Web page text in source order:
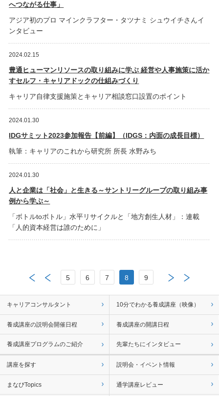
へつながる仕事」
アジア初のプロ マインクラフター・タツナミ シュウイチさんイ
ンタビュー
2024.02.15
豊通ヒューマンリソースの取り組みに学ぶ 経営や人事施策に活か
すセルフ・キャリアドックの仕組みづくり
キャリア自律支援施策とキャリア相談窓口設置のポイント
2024.01.30
IDGサミット2023参加報告【前編】（IDGS：内面の成長目標）
執筆：キャリアのこれから研究所 所長 水野みち
2024.01.30
人と企業は「社会」と生きる～サントリーグループの取り組み事
例から学ぶ～
「ボトルtoボトル」水平リサイクルと「地方創生人材」：連載
「人的資本経営は誰のために」
5 6 7 8 9
キャリアコンサルタント 10分でわかる養成講座（映像）
養成講座の説明会開催日程 養成講座の開講日程
養成講座プログラムのご紹介 先輩たちにインタビュー
講座を探す 説明会・イベント情報
まなびTopics 通学講座レビュー